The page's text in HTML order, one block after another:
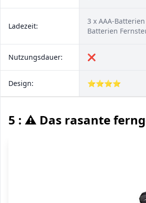
Ladezeit:
3 x AAA-
Batterien
Nutzungsdauer: ❌
Design: ⭐⭐⭐⭐
5 : ⚠️ Das rasante